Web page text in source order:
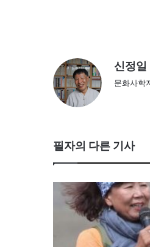
신정일
문화사학
필자의 다른 기사